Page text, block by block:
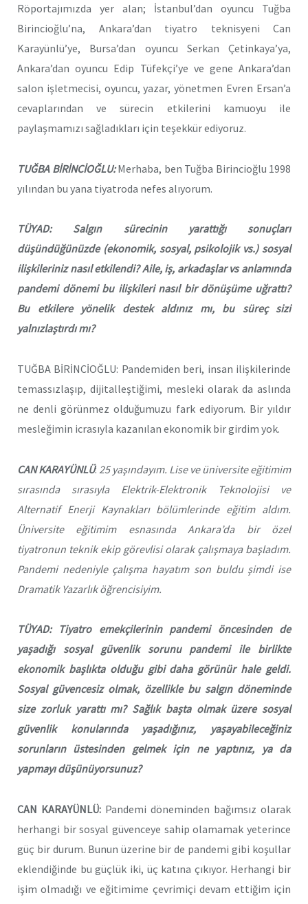
Röportajımızda yer alan; İstanbul’dan oyuncu Tuğba
Birincioğlu’na, Ankara’dan tiyatro teknisyeni Can
Karayünlü’ye, Bursa’dan oyuncu Serkan Çetinkaya’ya,
Ankara’dan oyuncu Edip Tüfekçi’ye ve gene Ankara’dan
salon işletmecisi, oyuncu, yazar, yönetmen Evren Ersan’a
cevaplarından ve sürecin etkilerini kamuoyu ile
paylaşmamızı sağladıkları için teşekkür ediyoruz.
TUĞBA BİRİNCİOĞLU:Merhaba, ben Tuğba Birincioğlu 1998
yılından bu yana tiyatroda nefes alıyorum.
TÜYAD: Salgın sürecinin yarattığı sonuçları
düşündüğünüzde (ekonomik, sosyal, psikolojik vs.) sosyal
ilişkileriniz nasıl etkilendi? Aile, iş, arkadaşlar vs anlamında
pandemi dönemi bu ilişkileri nasıl bir dönüşüme uğrattı?
Bu etkilere yönelik destek aldınız mı, bu süreç sizi
yalnızlaştırdı mı?
TUĞBA BİRİNCİOĞLU: Pandemiden beri, insan ilişkilerinde
temassızlaşıp, dijitalleştiğimi, mesleki olarak da aslında
ne denli görünmez olduğumuzu fark ediyorum. Bir yıldır
mesleğimin icrasıyla kazanılan ekonomik bir girdim yok.
CAN KARAYÜNLÜ: 25 yaşındayım. Lise ve üniversite eğitimim
sırasında sırasıyla Elektrik-Elektronik Teknolojisi ve
Alternatif Enerji Kaynakları bölümlerinde eğitim aldım.
Üniversite eğitimim esnasında Ankara’da bir özel
tiyatronun teknik ekip görevlisi olarak çalışmaya başladım.
Pandemi nedeniyle çalışma hayatım son buldu şimdi ise
Dramatik Yazarlık öğrencisiyim.
TÜYAD: Tiyatro emekçilerinin pandemi öncesinden de
yaşadığı sosyal güvenlik sorunu pandemi ile birlikte
ekonomik başlıkta olduğu gibi daha görünür hale geldi.
Sosyal güvencesiz olmak, özellikle bu salgın döneminde
size zorluk yarattı mı? Sağlık başta olmak üzere sosyal
güvenlik konularında yaşadığınız, yaşayabileceğiniz
sorunların üstesinden gelmek için ne yaptınız, ya da
yapmayı düşünüyorsunuz?
CAN KARAYÜNLÜ: Pandemi döneminden bağımsız olarak
herhangi bir sosyal güvenceye sahip olamamak yeterince
güç bir durum. Bunun üzerine bir de pandemi gibi koşullar
eklendiğinde bu güçlük iki, üç katına çıkıyor. Herhangi bir
işim olmadığı ve eğitimime çevrimiçi devam ettiğim için